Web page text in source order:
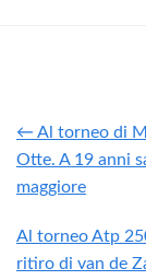
← Al torneo di
Otte. A 19 anni
maggiore
Al torneo Atp
ritiro di van de